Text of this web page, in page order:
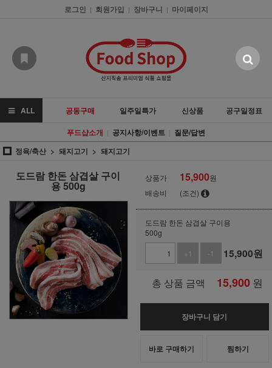
로그인 | 회원가입 | 장바구니 | 마이페이지
ALL 공동구매 일주일특가 신상품
공구일정표
푸드샵소개 | 공지사항/이벤트 | 질문/답변
정육/축산
돼지고기 돼지고기
도드람 한돈 삼겹살 구이
용 500g
상품가 15,900원
배송비
(조건)
도드람 한돈 삼겹살 구이용
500g
+1
-1 15,900원
총 상품 금액 15,900 원
장바구니 담기
바로 구매하기 찜하기